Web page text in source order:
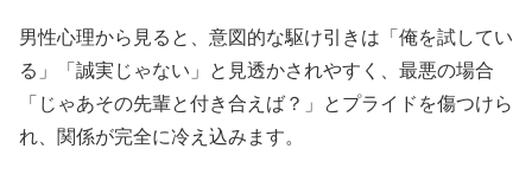
男性心理から見ると、意図的な駆け引きは「俺を試してい
る」「誠実じゃない」と見透かされやすく、最悪の場合
「じゃあその先輩と付き合えば？」とプライドを傷つけら
れ、関係が完全に冷え込みます。